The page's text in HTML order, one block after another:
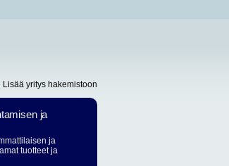
Lisää yritys hakemistoon
ja
ja
tuotteet ja